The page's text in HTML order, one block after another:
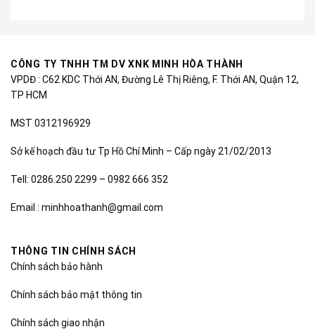
CÔNG TY TNHH TM DV XNK MINH HÒA THÀNH
VPDĐ : C62 KDC Thới AN, Đường Lê Thị Riêng, F. Thới AN, Quận 12,
TP HCM
MST 0312196929
Sở kế hoạch đầu tư Tp Hồ Chí Minh – Cấp ngày 21/02/2013
Tell: 0286.250 2299 – 0982 666 352
Email : minhhoathanh@gmail.com
THÔNG TIN CHÍNH SÁCH
Chính sách bảo hành
Chính sách bảo mật thông tin
Chính sách giao nhận